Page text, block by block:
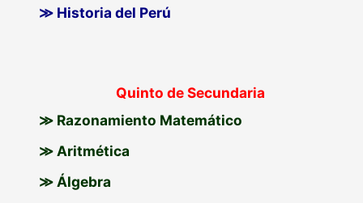
≫ Historia del Perú
Quinto de Secundaria
≫ Razonamiento Matemático
≫ Aritmética
≫ Álgebra